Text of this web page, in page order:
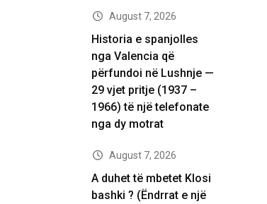
August 7, 2026
Historia e spanjolles
nga Valencia që
përfundoi në Lushnje —
29 vjet pritje (1937 –
1966) të një telefonate
nga dy motrat
August 7, 2026
A duhet të mbetet Klosi
bashki ? (Ëndrrat e një